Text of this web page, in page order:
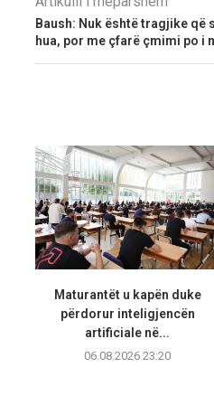
Baush: Nuk është tragjike që
hua, por me çfarë çmimi po i
Maturantët u kapën duke
përdorur inteligjencën
artificiale në...
06.08.2026 23:20